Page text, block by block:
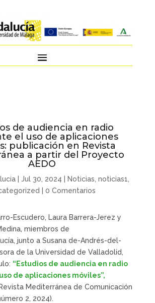
de audiencia en radio
el uso de aplicaciones
publicación en Revista
a partir del Proyecto
AEDO
|Jul 30, 2024 Noticias ,noticias1
0 Comentarios
Escudero, Laura Barrera-Jerez y
miembros de
junto a Susana de-Andrés-del-
de la Universidad de Valladolid,
“Estudios de audiencia en radio
de aplicaciones móviles”,
Mediterránea de Comunicación
2, 2024).